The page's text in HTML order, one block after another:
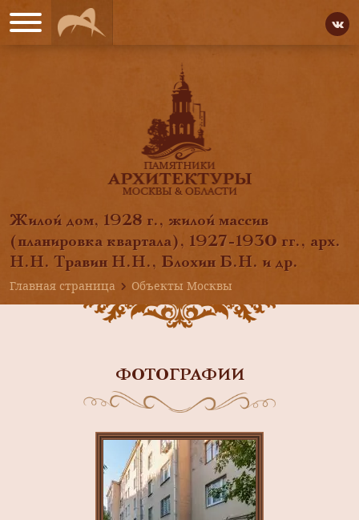
Жилой дом, 1928 г., жилой массив
(планировка квартала), 1927-1930 гг., арх.
Н.Н. Травин Н.Н., Блохин Б.Н. и др.
Главная страница
Объекты Москвы
ФОТОГРАФИИ